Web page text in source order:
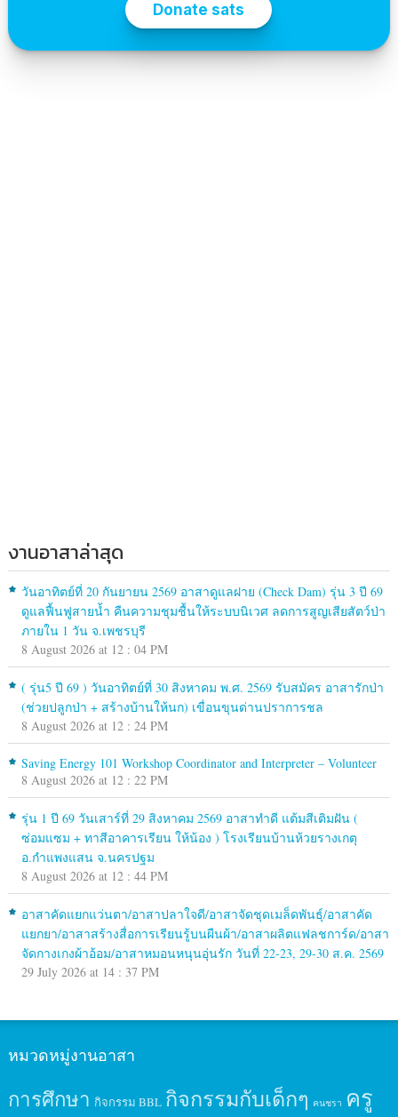
งานอาสาล่าสุด
วันอาทิตย์ที่ 20 กันยายน 2569 อาสาดูแลฝาย (Check Dam) รุ่น 3 ปี 69
ดูแลฟื้นฟูสายน้ำ คืนความชุมชื้นให้ระบบนิเวศ ลดการสูญเสียสัตว์ป่า
ภายใน 1 วัน จ.เพชรบุรี
8 August 2026 at 12 : 04 PM
( รุ่น5 ปี 69 ) วันอาทิตย์ที่ 30 สิงหาคม พ.ศ. 2569 รับสมัคร อาสารักป่า
(ช่วยปลูกป่า + สร้างบ้านให้นก) เขื่อนขุนด่านปราการชล
8 August 2026 at 12 : 24 PM
Saving Energy 101 Workshop Coordinator and Interpreter – Volunteer
8 August 2026 at 12 : 22 PM
รุ่น 1 ปี 69 วันเสาร์ที่ 29 สิงหาคม 2569 อาสาทำดี แต้มสีเติมฝัน (
ซ่อมแซม + ทาสีอาคารเรียน ให้น้อง ) โรงเรียนบ้านห้วยรางเกตุ
อ.กำแพงแสน จ.นครปฐม
8 August 2026 at 12 : 44 PM
อาสาคัดแยกแว่นตา/อาสาปลาใจดี/อาสาจัดชุดเมล็ดพันธุ์/อาสาคัด
แยกยา/อาสาสร้างสื่อการเรียนรู้บนผืนผ้า/อาสาผลิตแฟลชการ์ด/อาสา
จัดกางเกงผ้าอ้อม/อาสาหมอนหนุนอุ่นรัก วันที่ 22-23, 29-30 ส.ค. 2569
29 July 2026 at 14 : 37 PM
หมวดหมู่งานอาสา
การศึกษา กิจกรรม BBL กิจกรรมกับเด็กๆ คนชรา ครู